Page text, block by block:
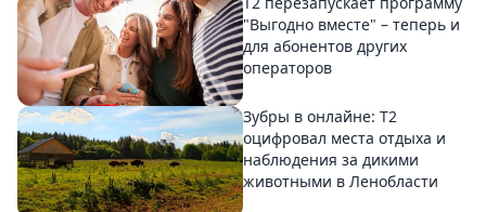
"Выгодно вместе" – теперь и
для абонентов других
операторов
Зубры в онлайне: Т2
оцифровал места отдыха и
наблюдения за дикими
животными в Ленобласти